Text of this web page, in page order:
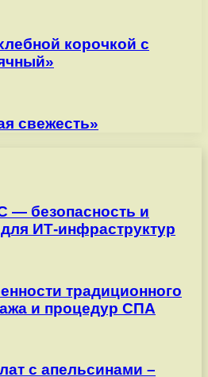
корочкой с
свежесть»
— безопасность и
ИТ-инфраструктур
традиционного
и процедур СПА
с апельсинами –